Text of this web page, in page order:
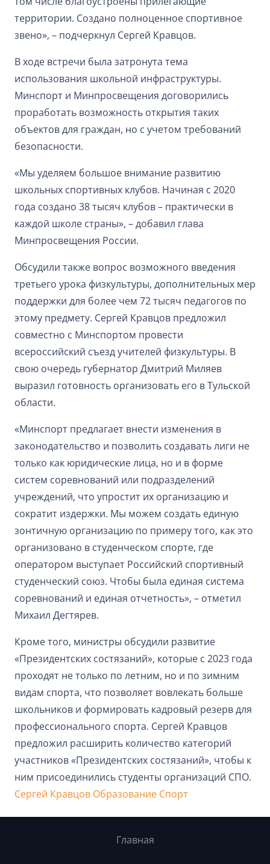
территории. Создано полноценное спортивное
звено», – подчеркнул Сергей Кравцов.
В ходе встречи была затронута тема
использования школьной инфраструктуры.
Минспорт и Минпросвещения договорились
проработать возможность открытия таких
объектов для граждан, но с учетом требований
безопасности.
«Мы уделяем большое внимание развитию
школьных спортивных клубов. Начиная с 2020
года создано 38 тысяч клубов – практически в
каждой школе страны», – добавил глава
Минпросвещения России.
Обсудили также вопрос возможного введения
третьего урока физкультуры, дополнительных мер
поддержки для более чем 72 тысяч педагогов по
этому предмету. Сергей Кравцов предложил
совместно с Минспортом провести
всероссийский съезд учителей физкультуры. В
свою очередь губернатор Дмитрий Миляев
выразил готовность организовать его в Тульской
области.
«Минспорт предлагает внести изменения в
законодательство и позволить создавать лиги не
только как юридические лица, но и в форме
систем соревнований или подразделений
учреждений, что упростит их организацию и
сократит издержки. Мы можем создать единую
зонтичную организацию по примеру того, как это
организовано в студенческом спорте, где
оператором выступает Российский спортивный
студенческий союз. Чтобы была единая система
соревнований и единая отчетность», – отметил
Михаил Дегтярев.
Кроме того, министры обсудили развитие
«Президентских состязаний», которые с 2023 года
проходят не только по летним, но и по зимним
видам спорта, что позволяет вовлекать больше
школьников и формировать кадровый резерв для
профессионального спорта. Сергей Кравцов
предложил расширить количество категорий
участников «Президентских состязаний», чтобы к
ним присоединились студенты организаций СПО.
Сергей Кравцов Образование Спорт
Главная